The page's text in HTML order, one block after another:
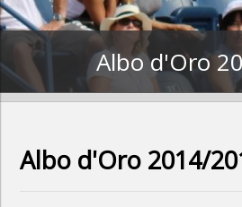
Albo d'Oro
Albo d'Oro 2014/